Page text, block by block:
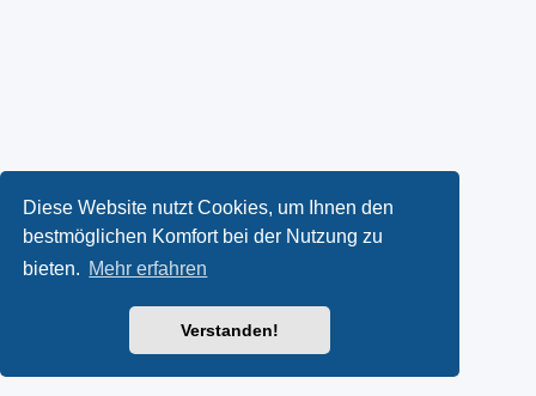
Diese Website nutzt Cookies, um Ihnen den
bestmöglichen Komfort bei der Nutzung zu
bieten. Mehr erfahren
Verstanden!